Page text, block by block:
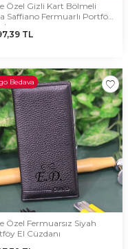
Özel Gizli Kart Bölmeli
Saffiano Fermuarlı Portföy
TL
Bedava
Özel Fermuarsız Siyah
El Cüzdanı